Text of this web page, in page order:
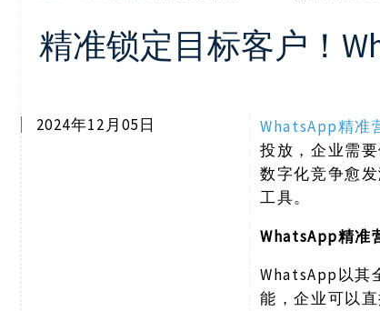
精准锁定目标客户！
2024年12月05日 WhatsApp精准
投放，企业需
数字化竞争愈
工具。
WhatsApp精准
WhatsApp以其
能，企业可以